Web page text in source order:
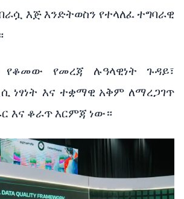
እጅ እንድትወስን የተላለፈ ተግባራዊ
የቆመው የመረጃ ሉዓላዊነት
ጉዳይ፣
ነፃነት እና ተቋማዊ አቅም ለማረጋገጥ
እና ቆራጥእርምጃ ነው።